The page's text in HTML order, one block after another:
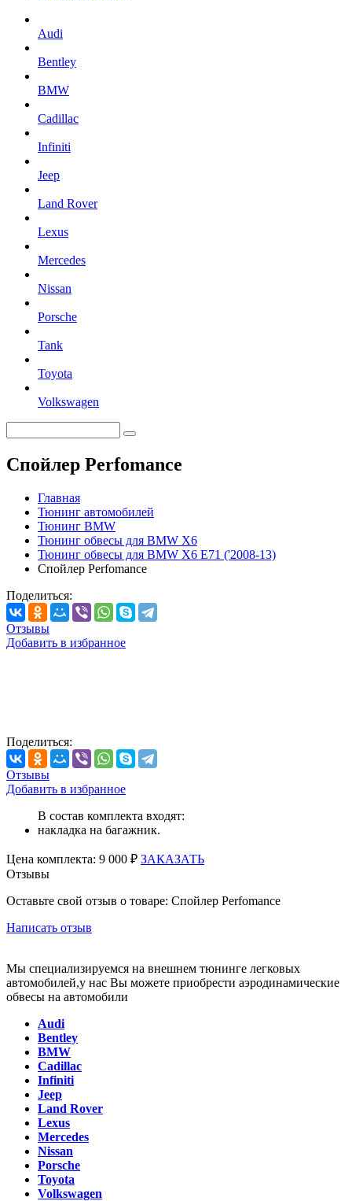
Audi
Bentley
BMW
Cadillac
Infiniti
Jeep
Land Rover
Lexus
Mercedes
Nissan
Porsche
Tank
Toyota
Volkswagen
Спойлер Perfomance
Главная
Тюнинг автомобилей
Тюнинг BMW
Тюнинг обвесы для BMW X6
Тюнинг обвесы для BMW X6 E71 ('2008-13)
Спойлер Perfomance
Поделиться:
Отзывы
Добавить в избранное
Поделиться:
Отзывы
Добавить в избранное
В состав комплекта входят:
накладка на багажник.
Цена комплекта: 9 000 ₽ ЗАКАЗАТЬ
Отзывы
Оставьте свой отзыв о товаре: Спойлер Perfomance
Написать отзыв
Мы специализируемся на внешнем тюнинге легковых
автомобилей,у нас Вы можете приобрести аэродинамические
обвесы на автомобили
Audi
Bentley
BMW
Cadillac
Infiniti
Jeep
Land Rover
Lexus
Mercedes
Nissan
Porsche
Toyota
Volkswagen